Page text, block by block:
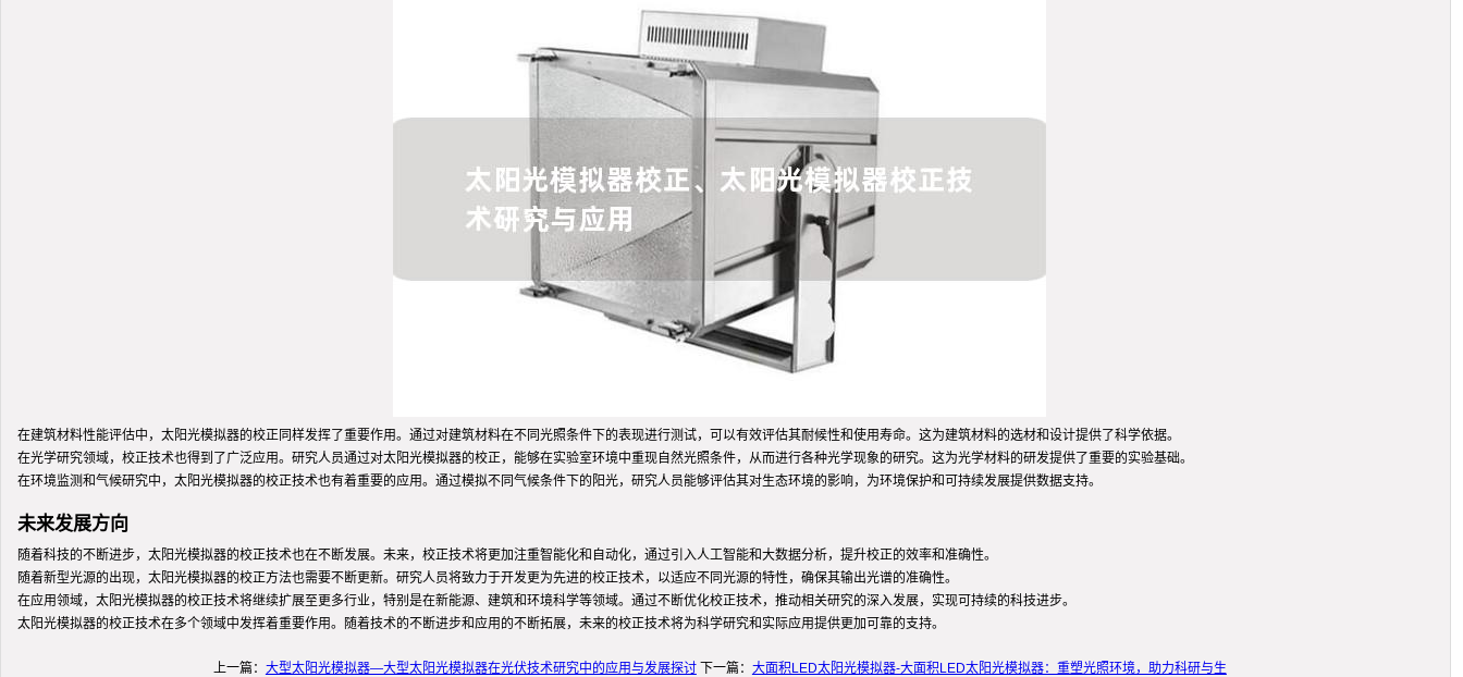
在建筑材料性能评估中，太阳光模拟器的校正同样发挥了重要作用。通过对建筑材料在不同光照条件下的表现进行测试，可以有效评估其耐候性和使用寿命。这为建筑材料的选材和设计提供了科学依据。
在光学研究领域，校正技术也得到了广泛应用。研究人员通过对太阳光模拟器的校正，能够在实验室环境中重现自然光照条件，从而进行各种光学现象的研究。这为光学材料的研发提供了重要的实验基础。
在环境监测和气候研究中，太阳光模拟器的校正技术也有着重要的应用。通过模拟不同气候条件下的阳光，研究人员能够评估其对生态环境的影响，为环境保护和可持续发展提供数据支持。
未来发展方向
随着科技的不断进步，太阳光模拟器的校正技术也在不断发展。未来，校正技术将更加注重智能化和自动化，通过引入人工智能和大数据分析，提升校正的效率和准确性。
随着新型光源的出现，太阳光模拟器的校正方法也需要不断更新。研究人员将致力于开发更为先进的校正技术，以适应不同光源的特性，确保其输出光谱的准确性。
在应用领域，太阳光模拟器的校正技术将继续扩展至更多行业，特别是在新能源、建筑和环境科学等领域。通过不断优化校正技术，推动相关研究的深入发展，实现可持续的科技进步。
太阳光模拟器的校正技术在多个领域中发挥着重要作用。随着技术的不断进步和应用的不断拓展，未来的校正技术将为科学研究和实际应用提供更加可靠的支持。
上一篇： 大型太阳光模拟器—大型太阳光模拟器在光伏技术研究中的应用与发展探讨下一篇： 大面积LED太阳光模拟器-大面积LED太阳光模拟器：重塑光照环境，助力科研与生